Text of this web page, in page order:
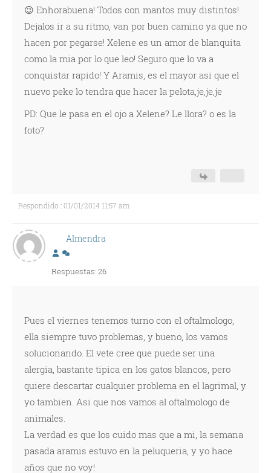
😉 Enhorabuena! Todos con mantos muy distintos!
Dejalos ir a su ritmo, van por buen camino ya que no
hacen por pegarse! Xelene es un amor de blanquita
como la mia por lo que leo! Seguro que lo va a
conquistar rapido! Y Aramis, es el mayor asi que el
nuevo peke lo tendra que hacer la pelota,je,je,je
PD: Que le pasa en el ojo a Xelene? Le llora? o es la
foto?
Respondido : 01/01/2014 11:57 am
Almendra
Respuestas: 26
Pues el viernes tenemos turno con el oftalmologo,
ella siempre tuvo problemas, y bueno, los vamos
solucionando. El vete cree que puede ser una
alergia, bastante tipica en los gatos blancos, pero
quiere descartar cualquier problema en el lagrimal, y
yo tambien. Asi que nos vamos al oftalmologo de
animales.
La verdad es que los cuido mas que a mi, la semana
pasada aramis estuvo en la peluqueria, y yo hace
años que no voy!